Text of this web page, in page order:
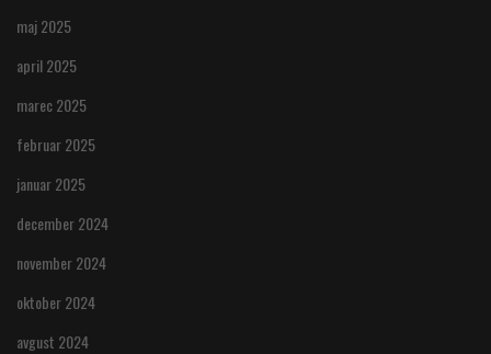
maj 2025
april 2025
marec 2025
februar 2025
januar 2025
december 2024
november 2024
oktober 2024
avgust 2024